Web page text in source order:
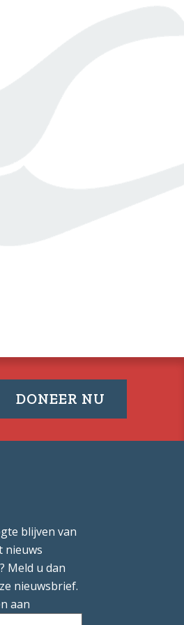
DONEER NU
blijven van
nieuws
Meld u dan
nieuwsbrief.
aan